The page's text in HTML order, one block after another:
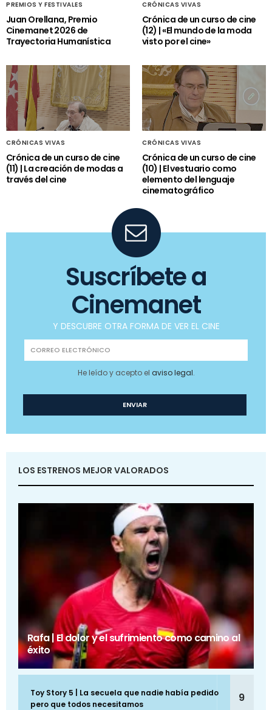
PREMIOS Y FESTIVALES
Juan Orellana, Premio
Cinemanet 2026 de
Trayectoria Humanística
CRÓNICAS VIVAS
Crónica de un curso de cine
(12) | «El mundo de la moda
visto por el cine»
CRÓNICAS VIVAS
Crónica de un curso de cine
(11) | La creación de modas a
través del cine
CRÓNICAS VIVAS
Crónica de un curso de cine
(10) | El vestuario como
elemento del lenguaje
cinematográfico
Suscríbete a
Cinemanet
Y DESCUBRE OTRA FORMA DE VER EL CINE
He leído y acepto el aviso legal.
LOS ESTRENOS MEJOR VALORADOS
Rafa | El dolor y el sufrimiento como camino al
éxito
Toy Story 5 | La secuela que nadie había pedido
pero que todos necesitamos
9